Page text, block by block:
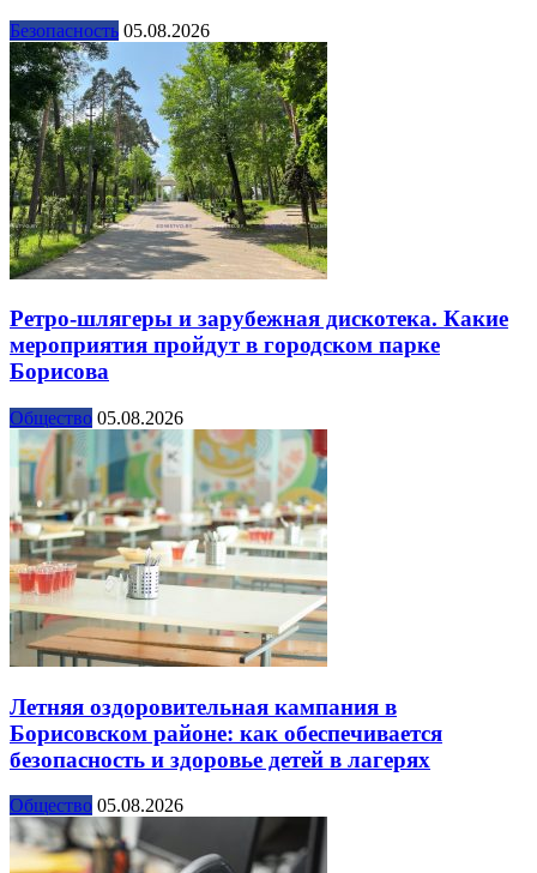
Безопасность 05.08.2026
Ретро-шлягеры и зарубежная дискотека. Какие
мероприятия пройдут в городском парке
Борисова
Общество 05.08.2026
Летняя оздоровительная кампания в
Борисовском районе: как обеспечивается
безопасность и здоровье детей в лагерях
Общество 05.08.2026